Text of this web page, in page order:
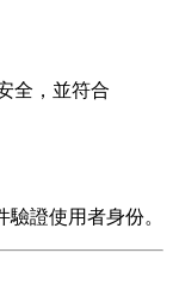
全，並符合
證使用者身份。